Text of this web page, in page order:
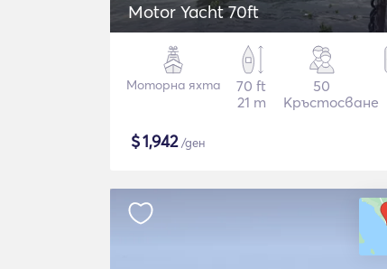
Motor Yacht 70ft
Моторна яхта
70 ft
21 m
50
Кръстосване
$1,942/ден